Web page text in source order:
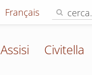
Français
Assisi Civitella